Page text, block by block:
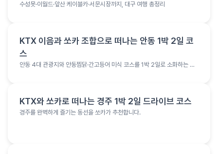
수성못·이월드·앞산 케이블카·서문시장까지, 대구 여행 총정리
여행 정보
KTX 이음과 쏘카 조합으로 떠나는 안동 1박 2일 코
스
안동 4대 관광지와 안동찜닭·간고등어 미식 코스를 1박 2일로 소화하는 여
여행 정보
KTX와 쏘카로 떠나는 경주 1박 2일 드라이브 코스
경주를 완벽하게 즐기는 동선을 쏘카가 추천합니다.